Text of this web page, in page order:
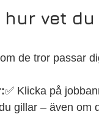
vet du
de tror passar
✅ Klicka på
gillar – även om